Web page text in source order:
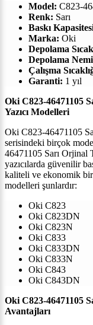
Model: C823-
Renk: Sarı
Baskı
Marka: Oki
Depolama
Depolama
Çalışma
Garanti: 1 yıl
Oki C823-46471105
Yazıcı Modelleri
Oki C823-46471105
serisindeki birçok
46471105 Sarı Orjinal
yazıcılarda güvenilir
kaliteli ve ekonomik bir
modelleri şunlardır:
Oki C823
Oki C823DN
Oki C823N
Oki C833
Oki C833DN
Oki C833N
Oki C843
Oki C843DN
Oki C823-46471105
Avantajları